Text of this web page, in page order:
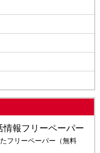
報フリーペーパー
フリーペーパー（無料